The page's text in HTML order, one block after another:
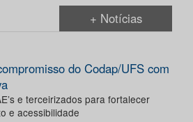
+ Notícias
do Codap/UFS com
e terceirizados para fortalecer
e acessibilidade